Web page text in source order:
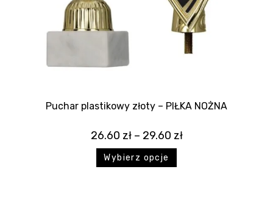
Puchar plastikowy złoty – PIŁKA NOŻNA
26.60 zł – 29.60 zł
Wybierz opcje